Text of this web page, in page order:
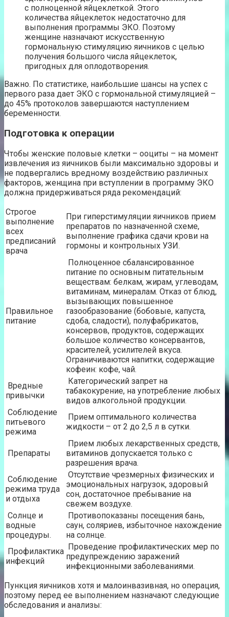
с полноценной яйцеклеткой. Этого
количества яйцеклеток недостаточно для
выполнения программы ЭКО. Поэтому
женщине назначают искусственную
гормональную стимуляцию яичников с целью
получения большого числа яйцеклеток,
пригодных для оплодотворения.
Важно. По статистике, наибольшие шансы на успех с
первого раза дает ЭКО с гормональной стимуляцией –
до 45% протоколов завершаются наступлением
беременности.
Подготовка к операции
Чтобы женские половые клетки – ооциты – на момент
извлечения из яичников были максимально здоровы и
не подвергались вредному воздействию различных
факторов, женщина при вступлении в программу ЭКО
должна придерживаться ряда рекомендаций:
Строгое
выполнение
всех
предписаний
врача
При гиперстимуляции яичников прием
препаратов по назначенной схеме,
выполнение графика сдачи крови на
гормоны и контрольных УЗИ.
Правильное
питание
Полноценное сбалансированное
питание по основным питательным
веществам: белкам, жирам, углеводам,
витаминам, минералам. Отказ от блюд,
вызывающих повышенное
газообразование (бобовые, капуста,
сдоба, сладости), полуфабрикатов,
консервов, продуктов, содержащих
большое количество консервантов,
красителей, усилителей вкуса.
Ограничиваются напитки, содержащие
кофеин: кофе, чай.
Вредные
привычки
Категорический запрет на
табакокурение, на употребление любых
видов алкогольной продукции.
Соблюдение
питьевого
режима
Прием оптимального количества
жидкости – от 2 до 2,5 л в сутки.
Препараты
Прием любых лекарственных средств,
витаминов допускается только с
разрешения врача.
Соблюдение
режима труда
и отдыха
Отсутствие чрезмерных физических и
эмоциональных нагрузок, здоровый
сон, достаточное пребывание на
свежем воздухе.
Солнце и
водные
процедуры.
Противопоказаны посещения бань,
саун, соляриев, избыточное нахождение
на солнце.
Профилактика
инфекций
Проведение профилактических мер по
предупреждению заражений
инфекционными заболеваниями.
Пункция яичников хотя и малоинвазивная, но операция,
поэтому перед ее выполнением назначают следующие
обследования и анализы: